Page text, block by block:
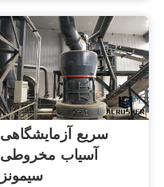
سریع آزمایشگاهی
آسیاب مخروطی
سیمونز